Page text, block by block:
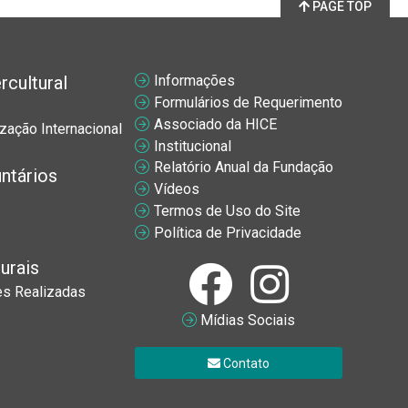
PAGE TOP
Internacional
Realizadas
Informações
Formulários de Requerimento
Associado da HICE
Institucional
Relatório Anual da Fundação
Vídeos
Termos de Uso do Site
Política de Privacidade
Mídias Sociais
Contato